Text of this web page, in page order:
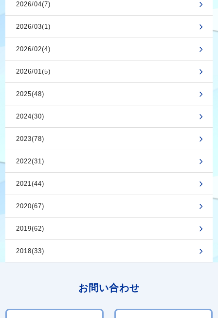
2026/04(7)
2026/03(1)
2026/02(4)
2026/01(5)
2025(48)
2024(30)
2023(78)
2022(31)
2021(44)
2020(67)
2019(62)
2018(33)
お問い合わせ